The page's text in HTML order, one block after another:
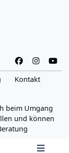
a
b
o
o
n
s
a
g
o
u
b
Kontakt
beim Umgang
und können